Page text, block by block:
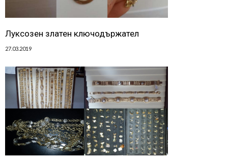
Луксозен златен ключодържател
27.03.2019